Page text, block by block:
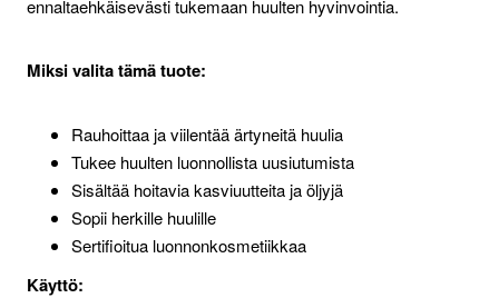
ennaltaehkäisevästi tukemaan huulten hyvinvointia.
Miksi valita tämä tuote:
Rauhoittaa ja viilentää ärtyneitä huulia
Tukee huulten luonnollista uusiutumista
Sisältää hoitavia kasviuutteita ja öljyjä
Sopii herkille huulille
Sertifioitua luonnonkosmetiikkaa
Käyttö: